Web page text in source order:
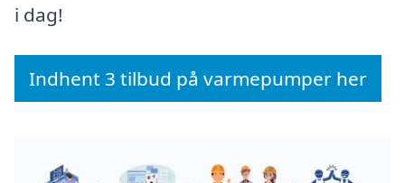
i dag!
Indhent 3 tilbud på varmepumper her